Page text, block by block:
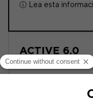
ⓘ Lea esta
ACTIVE 6.0